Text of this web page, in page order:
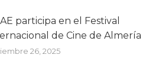
participa en el Festival
de Cine de Almería
26, 2025